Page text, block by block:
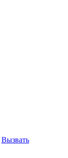
Вызвать